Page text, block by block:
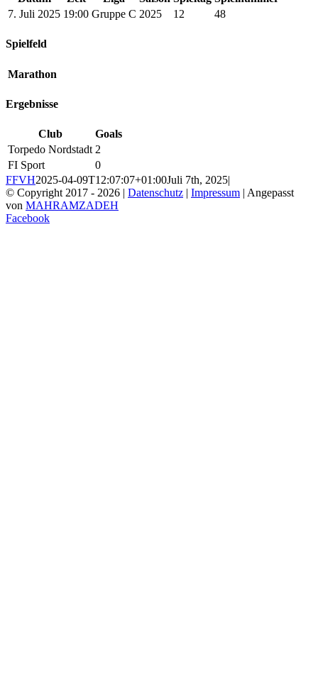
7. Juli 2025 19:00 Gruppe C 2025 12 48
Spielfeld
Marathon
Ergebnisse
Club
Goals
Torpedo Nordstadt 2
FI Sport
0
FFVH2025-04-09T12:07:07+01:00Juli 7th, 2025|
© Copyright 2017 - 2026 | Datenschutz | Impressum | Angepasst
von MAHRAMZADEH
Facebook